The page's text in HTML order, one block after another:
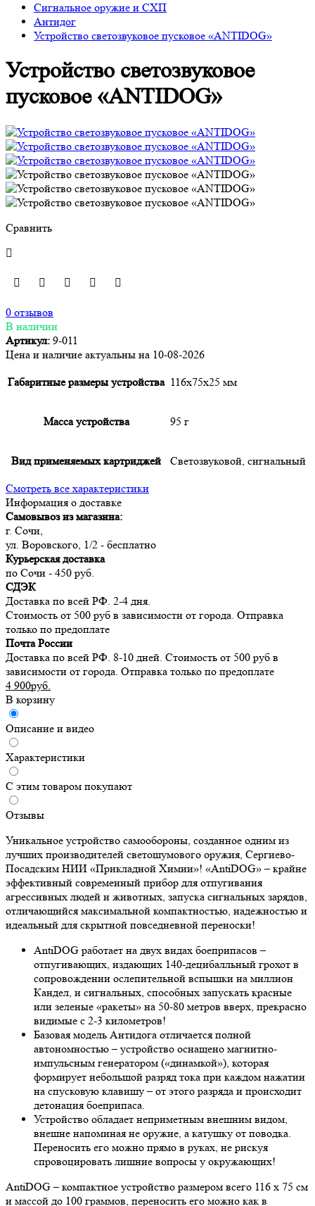
Сигнальное оружие и СХП
Антидог
Устройство светозвуковое пусковое «ANTIDOG»
Устройство светозвуковое
пусковое «ANTIDOG»
Сравнить
0 отзывов
В наличии
Артикул: 9-011
Цена и наличие актуальны на 10-08-2026
Габаритные размеры устройства 116х75х25 мм
Масса устройства 95 г
Вид применяемых картриджей Светозвуковой, сигнальный
Смотреть все характеристики
Информация о доставке
Самовывоз из магазина:
г. Сочи,
ул. Воровского, 1/2 - бесплатно
Курьерская доставка
по Сочи - 450 руб.
СДЭК
Доставка по всей РФ. 2-4 дня.
Стоимость от 500 руб в зависимости от города. Отправка
только по предоплате
Почта России
Доставка по всей РФ. 8-10 дней. Стоимость от 500 руб в
зависимости от города. Отправка только по предоплате
4 900руб.
В корзину
Описание и видео
Характеристики
С этим товаром покупают
Отзывы
Уникальное устройство самообороны, созданное одним из
лучших производителей светошумового оружия, Сергиево-
Посадским НИИ «Прикладной Химии»! «AntiDOG» – крайне
эффективный современный прибор для отпугивания
агрессивных людей и животных, запуска сигнальных зарядов,
отличающийся максимальной компактностью, надежностью и
идеальный для скрытной повседневной переноски!
AntiDOG работает на двух видах боеприпасов –
отпугивающих, издающих 140-децибалльный грохот в
сопровождении ослепительной вспышки на миллион
Кандел, и сигнальных, способных запускать красные
или зеленые «ракеты» на 50-80 метров вверх, прекрасно
видимые с 2-3 километров!
Базовая модель Антидога отличается полной
автономностью – устройство оснащено магнитно-
импульсным генератором («динамкой»), которая
формирует небольшой разряд тока при каждом нажатии
на спусковую клавишу – от этого разряда и происходит
детонация боеприпаса.
Устройство обладает неприметным внешним видом,
внешне напоминая не оружие, а катушку от поводка.
Переносить его можно прямо в руках, не рискуя
спровоцировать лишние вопросы у окружающих!
AntiDOG – компактное устройство размером всего 116 х 75 см
и массой до 100 граммов, переносить его можно как в